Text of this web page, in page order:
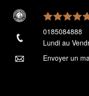
0185084888
Lundi au
Envoyer un